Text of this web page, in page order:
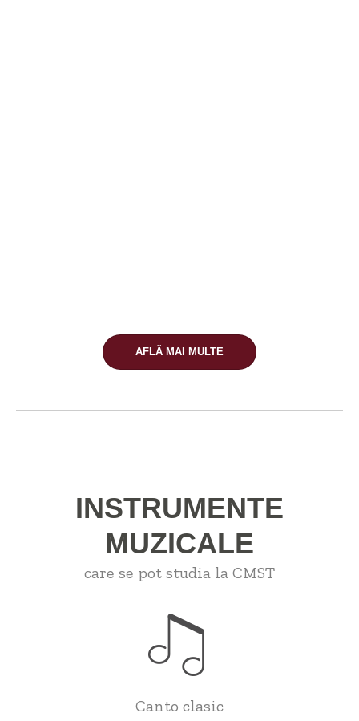
AFLĂ MAI MULTE
INSTRUMENTE
MUZICALE
care se pot studia la CMST
Canto clasic